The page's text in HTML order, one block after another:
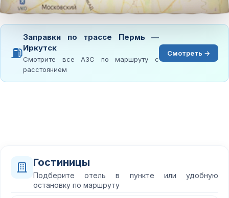
⛽
Заправки по трассе Пермь —
Иркутск
Смотрите все АЗС по маршруту с
расстоянием
Смотреть →
Гостиницы
Подберите отель в пункте или удобную
остановку по маршруту